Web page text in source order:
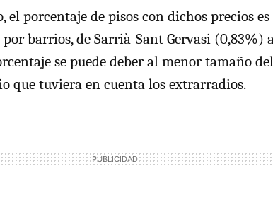
el porcentaje de pisos con dichos precios es
barrios, de Sarrià-Sant Gervasi (0,83%)
se puede deber al menor tamaño
que tuviera en cuenta los extrarradios.